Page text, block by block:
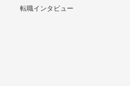
転職インタビュー